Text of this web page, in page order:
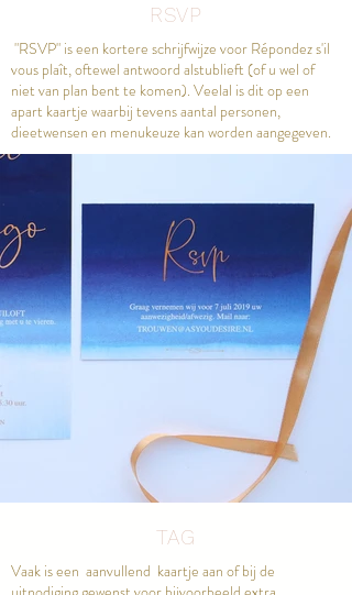
RSVP
"RSVP" is een kortere schrijfwijze voor Répondez s'il
vous plaît, oftewel antwoord alstublieft (of u wel of
niet van plan bent te komen). Veelal is dit op een
apart kaartje waarbij tevens aantal personen,
dieetwensen en menukeuze kan worden aangegeven.
TAG
Vaak is een aanvullend kaartje aan of bij de